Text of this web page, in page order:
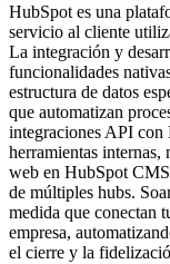
HubSpot es una
servicio al cliente
La integración y
funcionalidades
estructura de datos
que automatizan
integraciones API con
herramientas
web en HubSpot
de múltiples hubs.
medida que conectan
empresa,
el cierre y la